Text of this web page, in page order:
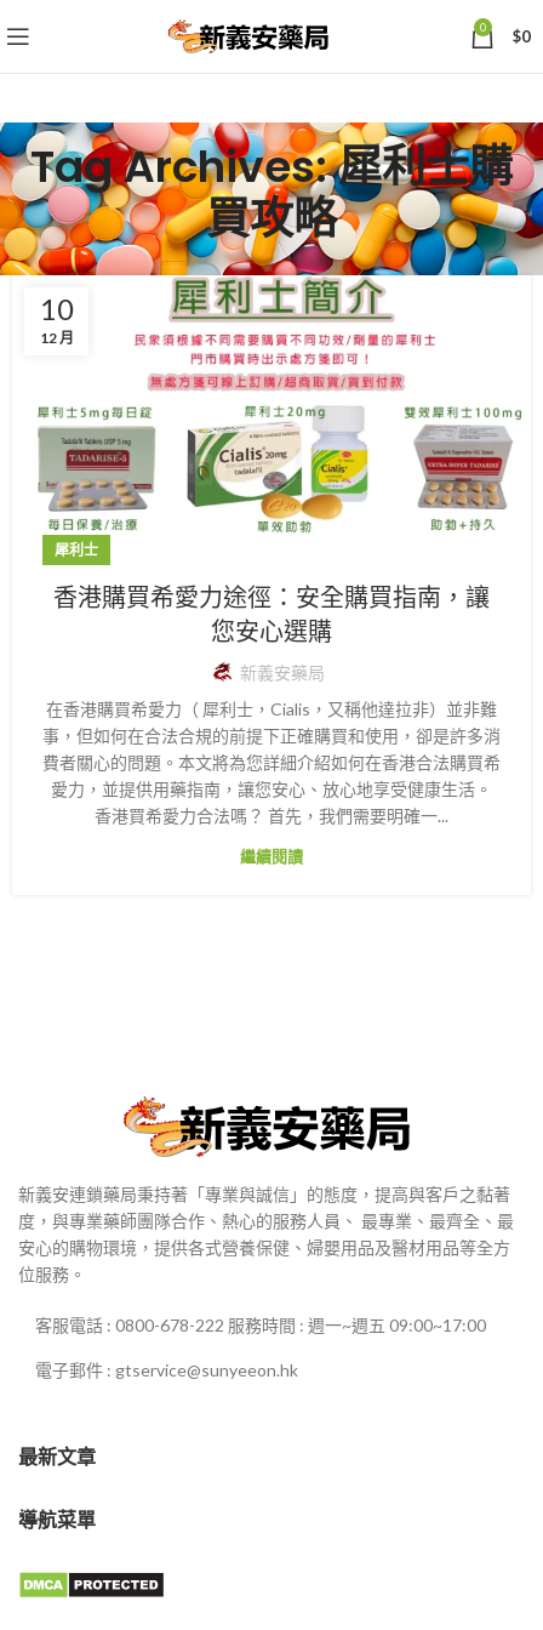
0 $0
Tag Archives: 犀利士購
買攻略
10
12 月
犀利士
香港購買希愛力途徑：安全購買指南，讓
您安心選購
新義安藥局
在香港購買希愛力（ 犀利士，Cialis，又稱他達拉非）並非難
事，但如何在合法合規的前提下正確購買和使用，卻是許多消
費者關心的問題。本文將為您詳細介紹如何在香港合法購買希
愛力，並提供用藥指南，讓您安心、放心地享受健康生活。
香港買希愛力合法嗎？ 首先，我們需要明確一...
繼續閱讀
新義安連鎖藥局秉持著「專業與誠信」的態度，提高與客戶之黏著
度，與專業藥師團隊合作、熱心的服務人員、 最專業、最齊全、最
安心的購物環境，提供各式營養保健、婦嬰用品及醫材用品等全方
位服務。
客服電話 : 0800-678-222 服務時間 : 週一~週五 09:00~17:00
電子郵件 : gtservice@sunyeeon.hk
最新文章
導航菜單